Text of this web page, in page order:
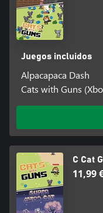
Juegos incluidos
Alpacapaca Dash
Cats with Guns
C Cat
11,99